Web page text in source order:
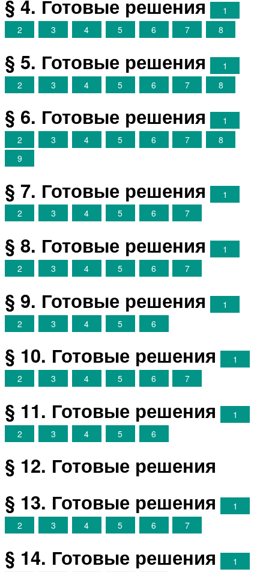
§ 4. Готовые решения
1
2
3 4 5 6 7 8
§ 5. Готовые решения
1
2
3 4 5 6 7 8
§ 6. Готовые решения
1
2
3 4 5 6 7
8
9
§ 7. Готовые решения
1
2
3 4 5 6 7
§ 8. Готовые решения
1
2
3 4 5 6 7
§ 9. Готовые решения
1
2
3 4 5 6
§ 10. Готовые решения
1
2
3 4 5 6 7
§ 11. Готовые решения
1
2
3 4 5 6
§ 12. Готовые решения
§ 13. Готовые решения
1
2
3 4 5 6 7
§ 14. Готовые решения
1